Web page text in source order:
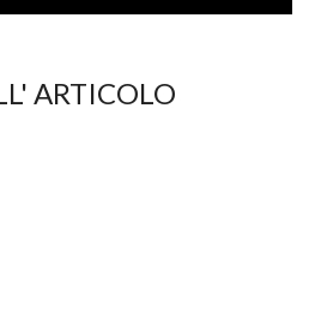
ARTICOLO